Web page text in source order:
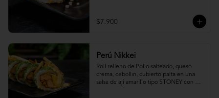
$7.900
Perú Nikkei
Roll relleno de Pollo salteado, queso
crema, cebollin, cubierto palta en una
salsa de aji amarillo tipo STONEY con